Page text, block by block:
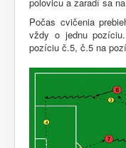
Počas cvičenia
vždy o jednu
pozíciu č.5, č.5 na